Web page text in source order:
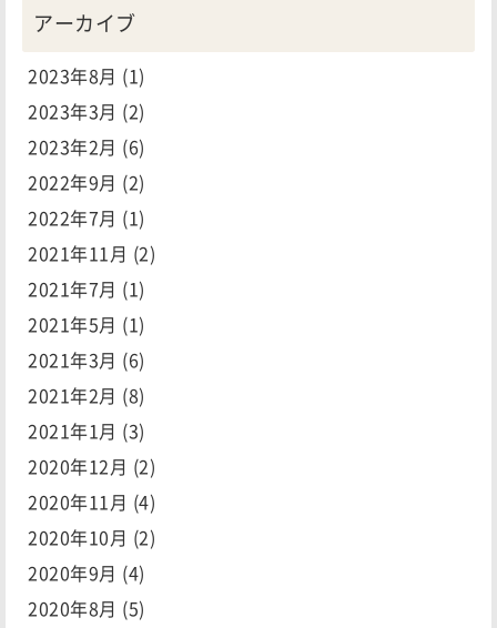
アーカイブ
2023年8月 (1)
2023年3月 (2)
2023年2月 (6)
2022年9月 (2)
2022年7月 (1)
2021年11月 (2)
2021年7月 (1)
2021年5月 (1)
2021年3月 (6)
2021年2月 (8)
2021年1月 (3)
2020年12月 (2)
2020年11月 (4)
2020年10月 (2)
2020年9月 (4)
2020年8月 (5)